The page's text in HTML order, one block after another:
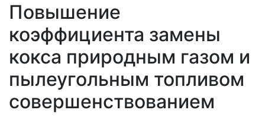
Повышение
коэффициента замены
кокса природным газом и
пылеугольным топливом
совершенствованием